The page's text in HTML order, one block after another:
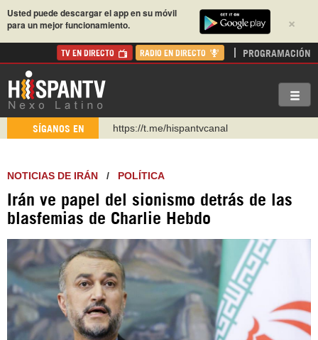
×
Usted puede descargar el app en su móvil
para un mejor funcionamiento.
TV EN DIRECTO RADIO EN DIRECTO PROGRAMACIÓN
SÍGANOS EN
https://urmedium.com/c/hispantv
Instagram como: hispan_tv
https://www.facebook.com/Nexolatino.Canal
https://www.youtube.com/@nexo_latino
https://t.me/hispantvcanal
NOTICIAS DE IRÁN / POLÍTICA
Irán ve papel del sionismo detrás de las
blasfemias de Charlie Hebdo